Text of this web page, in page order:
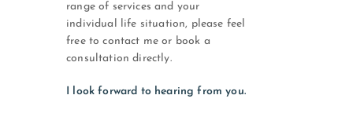
range of services and your
individual life situation, please feel
free to contact me or book a
consultation directly.
I look forward to hearing from you.